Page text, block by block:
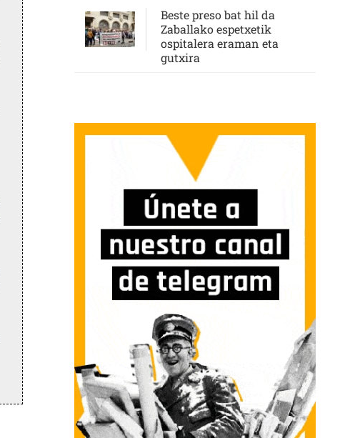
Beste preso bat hil da
Zaballako espetxetik
ospitalera eraman eta
gutxira